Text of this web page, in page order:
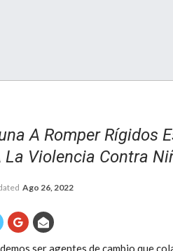
A Romper Rígidos
La Violencia Contra
Ago 26, 2022
ser agentes de cambio que